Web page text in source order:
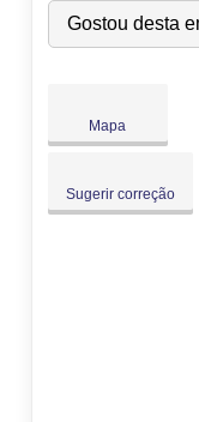
Ter:
09:00
Qua:
09:00
Sáb:
Gostou desta
Mapa
Sugerir correção